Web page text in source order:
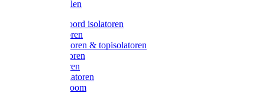
Zonnepanelen
Draad & koord isolatoren
Ringisolatoren
Extra isolatoren & topisolatoren
Hoekisolatoren
Lintisolatoren
Afstandisolatoren
Isolatorenboom